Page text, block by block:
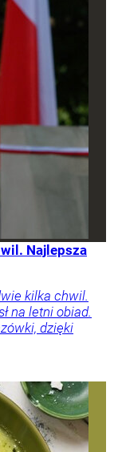
Najlepsza
kilka chwil.
na letni obiad.
dzięki